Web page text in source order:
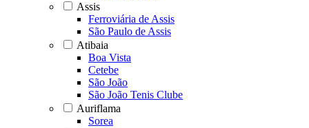
Assis
Ferroviária de Assis
São Paulo de Assis
Atibaia
Boa Vista
Cetebe
São João
São João Tenis Clube
Auriflama
Sorea